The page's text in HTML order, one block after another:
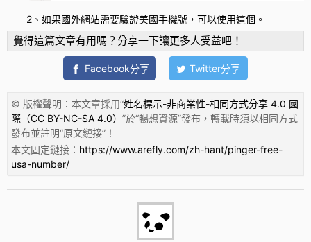
2、如果國外網站需要驗證美國手機號，可以使用這個。
覺得這篇文章有用嗎？分享一下讓更多人受益吧！
Facebook分享 Twitter分享
© 版權聲明：本文章採用“姓名標示-非商業性-相同方式分享 4.0 國
際（CC BY-NC-SA 4.0） ”於“暢想資源”發布，轉載時須以相同方式
發布並註明“原文鏈接”！
本文固定鏈接： https://www.arefly.com/zh-hant/pinger-free-
usa-number/